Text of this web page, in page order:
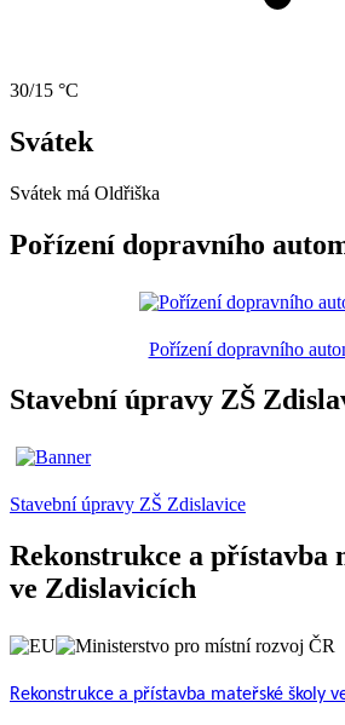
30/15 °C
Svátek
Svátek má Oldřiška
Pořízení dopravního
Pořízení dopravního
Stavební úpravy ZŠ
Stavební úpravy ZŠ Zdislavice
Rekonstrukce a přístavba
ve Zdislavicích
Rekonstrukce a přístavba mateřské školy